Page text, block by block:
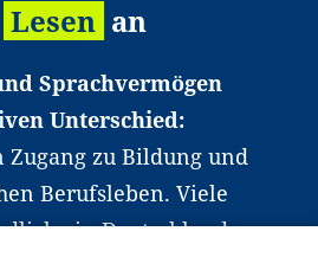
Lesen an
Sprachvermögen
Unterschied:
Zugang zu Bildung und
Berufsleben. Viele
in Deutschland